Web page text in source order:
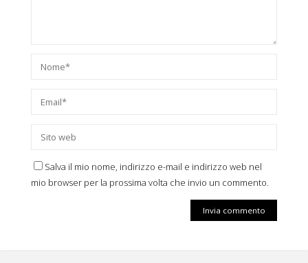
Salva il mio nome, indirizzo e-mail e indirizzo web nel
mio browser per la prossima volta che invio un commento.